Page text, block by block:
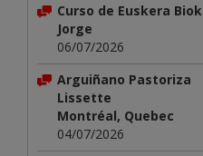
Curso de Euskera Biok
Jorge
06/07/2026
Arguiñano Pastoriza
Lissette
Montréal, Quebec
04/07/2026